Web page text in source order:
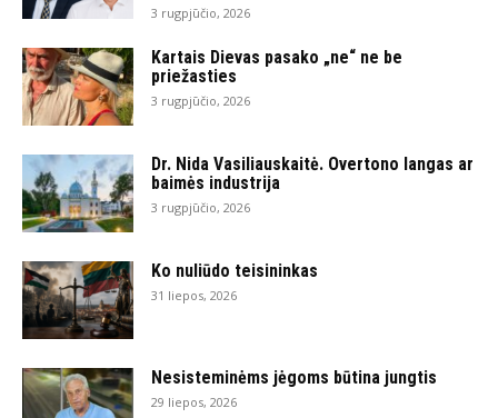
3 rugpjūčio, 2026
Kartais Dievas pasako „ne“ ne be
priežasties
3 rugpjūčio, 2026
Dr. Nida Vasiliauskaitė. Overtono langas ar
baimės industrija
3 rugpjūčio, 2026
Ko nuliūdo teisininkas
31 liepos, 2026
Nesisteminėms jėgoms būtina jungtis
29 liepos, 2026